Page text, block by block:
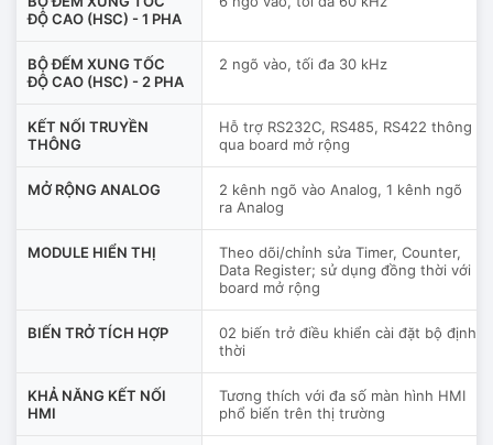
ĐỘ CAO (HSC) - 1 PHA
BỘ ĐẾM XUNG TỐC
ĐỘ CAO (HSC) - 2 PHA
2 ngõ vào, tối đa 30 kHz
KẾT NỐI TRUYỀN
THÔNG
Hỗ trợ RS232C, RS485, RS422 thông
qua board mở rộng
MỞ RỘNG ANALOG
2 kênh ngõ vào Analog, 1 kênh ngõ
ra Analog
MODULE HIỂN THỊ
Theo dõi/chỉnh sửa Timer, Counter,
Data Register; sử dụng đồng thời với
board mở rộng
BIẾN TRỞ TÍCH HỢP
02 biến trở điều khiển cài đặt bộ định
thời
KHẢ NĂNG KẾT NỐI
HMI
Tương thích với đa số màn hình HMI
phổ biến trên thị trường